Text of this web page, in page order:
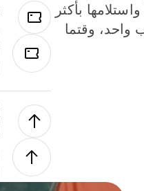
بأكثر
واحد، وقتما